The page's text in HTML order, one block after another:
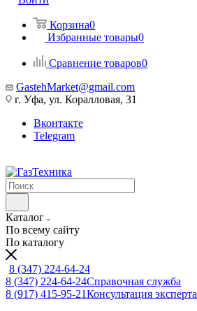
Корзина0
Избранные товары0
Сравнение товаров0
GastehMarket@gmail.com
г. Уфа, ул. Коралловая, 31
Вконтакте
Telegram
Каталог
По всему сайту
По каталогу
8 (347) 224-64-24
8 (347) 224-64-24Справочная служба
8 (917) 415-95-21Консультация эксперта